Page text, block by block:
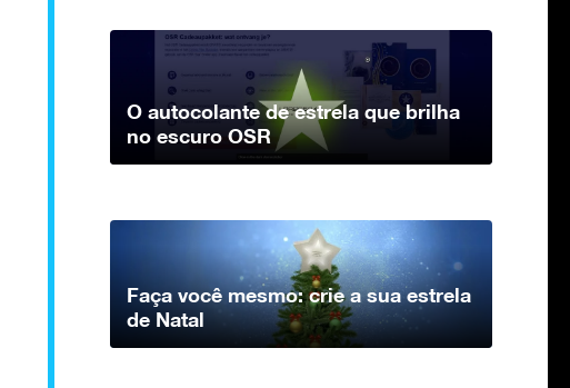
O autocolante de estrela que brilha
no escuro OSR
Faça você mesmo: crie a sua estrela
de Natal